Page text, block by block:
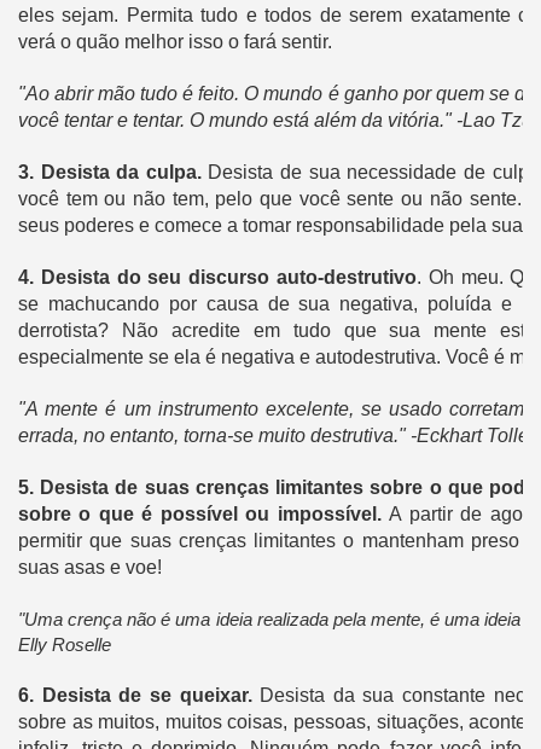
eles sejam. Permita tudo e todos de serem exatamente
verá o quão melhor isso o fará sentir.
"Ao abrir mão tudo é feito. O mundo é ganho por quem se
você tentar e tentar. O mundo está além da vitória." -Lao Tzu
3. Desista da culpa. Desista de sua necessidade de
você tem ou não tem, pelo que você sente ou não sente.
seus poderes e comece a tomar responsabilidade pela sua
4. Desista do seu discurso auto-destrutivo. Oh meu.
se machucando por causa de sua negativa, poluída e
derrotista?
Não acredite em tudo que sua mente
especialmente se ela é negativa e autodestrutiva. Você é
"A mente é um instrumento excelente, se usado
errada, no entanto, torna-se muito destrutiva." -Eckhart Tolle
5. Desista de suas crenças limitantes sobre o que
sobre o que é possível ou impossível. A partir de
permitir que suas crenças limitantes o mantenham preso
suas asas e voe!
"Uma crença não é uma ideia realizada pela mente, é uma ideia
Elly Roselle
6. Desista de se queixar. Desista da sua constante
sobre as muitos, muitos coisas, pessoas, situações,